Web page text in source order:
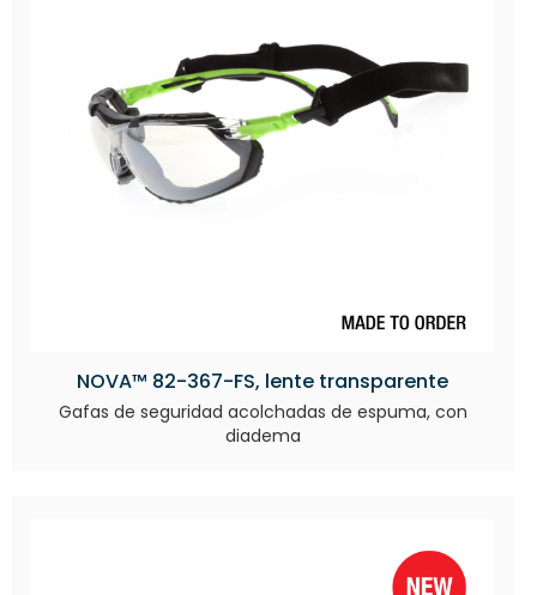
NOVA™ 82-367-FS, lente transparente
Gafas de seguridad acolchadas de espuma, con
diadema